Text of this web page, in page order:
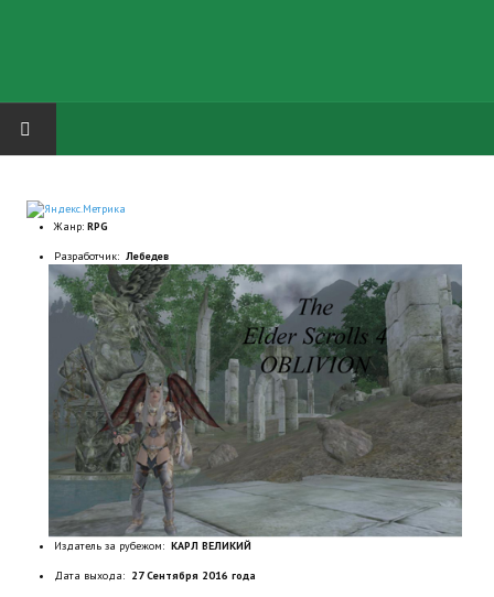
ГРУППА "КАРЛ ВЕЛИКИЙ"
Завершённые проекты
Русская биржа
Теневой кардинал для Обливиона
Aliens vs Predator 2 (Русские субтитры)
Dungeon Siege 2 Legendary Mod (Русские субтитры)
Новый ГГ
Моды группы
Жанр: RPG
Разработчик: Лебедев
Издатель за рубежом: КАРЛ ВЕЛИКИЙ
Дата выхода: 27 Сентября 2016 года